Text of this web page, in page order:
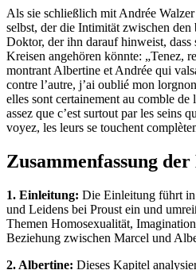
Als sie schließlich mit Andrée
selbst, der die Intimität zwischen den
Doktor, der ihn darauf hinweist, dass
Kreisen angehören könnte: „Tenez,
montrant Albertine et Andrée qui
contre l’autre, j’ai oublié mon
elles sont certainement au comble de
assez que c’est surtout par les seins
voyez, les leurs se touchent
Zusammenfassung
1. Einleitung: Die Einleitung führt
und Leidens bei Proust ein und
Themen Homosexualität,
Beziehung zwischen Marcel und
2. Albertine: Dieses Kapitel